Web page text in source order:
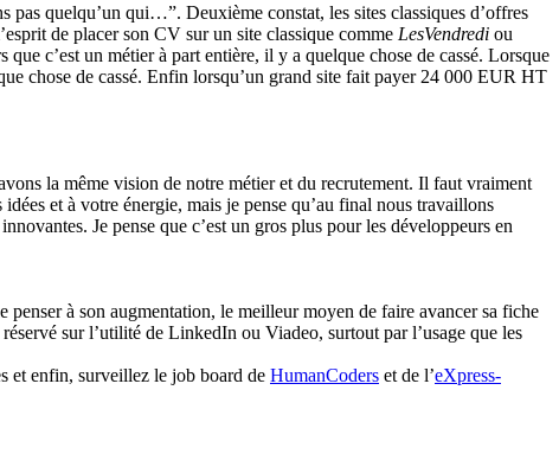
quelqu’un qui…”. Deuxième constat, les sites classiques d’offres
de placer son CV sur un site classique comme LesVendredi ou
c’est un métier à part entière, il y a quelque chose de cassé. Lorsque
chose de cassé. Enfin lorsqu’un grand site fait payer 24 000 EUR HT
la même vision de notre métier et du recrutement. Il faut vraiment
et à votre énergie, mais je pense qu’au final nous travaillons
Je pense que c’est un gros plus pour les développeurs en
penser à son augmentation, le meilleur moyen de faire avancer sa fiche
sur l’utilité de LinkedIn ou Viadeo, surtout par l’usage que les
et enfin, surveillez le job board de HumanCoders et de l’eXpress-